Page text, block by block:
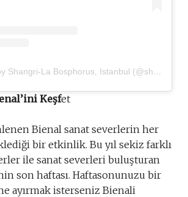
A post shared by Shangri-La Bosphorus, Istanbul (@shangrilaistanbul)
Keşfet
Bienal sanat severlerin her
bir etkinlik. Bu yıl sekiz farklı
ile sanat severleri buluşturan
son haftası. Haftasonunuzu bir
ayırmak isterseniz Bienali